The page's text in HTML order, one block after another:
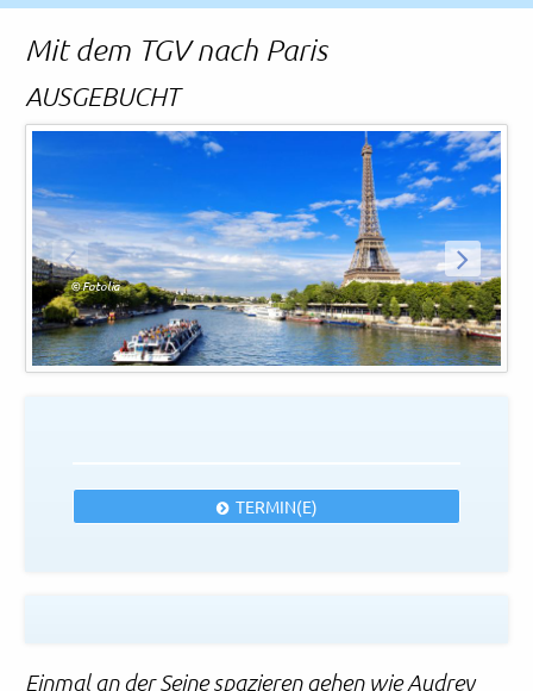
Mit dem TGV nach Paris
AUSGEBUCHT
ZURÜCK
© Fotolia WEITER
TERMIN(E)
Einmal an der Seine spazieren gehen wie Audrey
Rechtliches und AGB
Reiseversicherung